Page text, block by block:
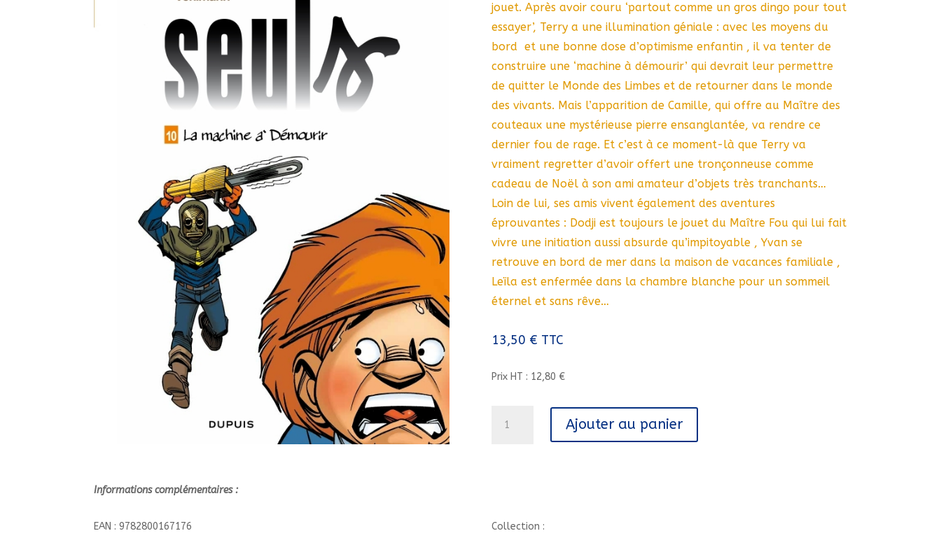
jouet. Après avoir couru ‘partout comme un gros dingo pour tout
essayer’, Terry a une illumination géniale : avec les moyens du
bord  et une bonne dose d’optimisme enfantin , il va tenter de
construire une ‘machine à démourir’ qui devrait leur permettre
de quitter le Monde des Limbes et de retourner dans le monde
des vivants. Mais l’apparition de Camille, qui offre au Maître des
couteaux une mystérieuse pierre ensanglantée, va rendre ce
dernier fou de rage. Et c’est à ce moment-là que Terry va
vraiment regretter d’avoir offert une tronçonneuse comme
cadeau de Noël à son ami amateur d’objets très tranchants…
Loin de lui, ses amis vivent également des aventures
éprouvantes : Dodji est toujours le jouet du Maître Fou qui lui fait
vivre une initiation aussi absurde qu’impitoyable , Yvan se
retrouve en bord de mer dans la maison de vacances familiale ,
Leïla est enfermée dans la chambre blanche pour un sommeil
éternel et sans rêve…
13,50 € TTC
Prix HT : 12,80 €
LA
Ajouter au panier
Informations complémentaires :
EAN : 9782800167176 Collection :